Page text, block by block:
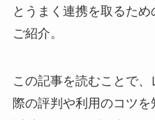
とうまく連携を取るた
ご紹介。
この記事を読むことで
際の評判や利用のコツ